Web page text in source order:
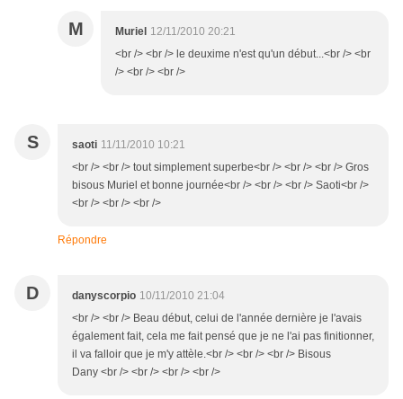
M Muriel 12/11/2010 20:21
<br /> <br /> le deuxime n'est qu'un début...<br /> <br
/> <br /> <br />
S saoti 11/11/2010 10:21
<br /> <br /> tout simplement superbe<br /> <br /> <br /> Gros
bisous Muriel et bonne journée<br /> <br /> <br /> Saoti<br />
<br /> <br /> <br />
Répondre
D danyscorpio 10/11/2010 21:04
<br /> <br /> Beau début, celui de l'année dernière je l'avais
également fait, cela me fait pensé que je ne l'ai pas finitionner,
il va falloir que je m'y attèle.<br /> <br /> <br /> Bisous
Dany <br /> <br /> <br /> <br />